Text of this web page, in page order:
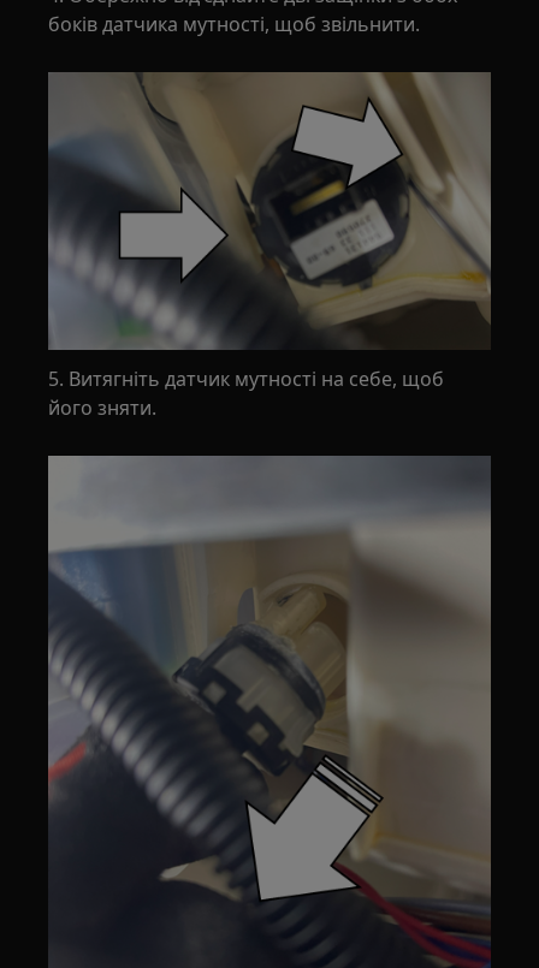
боків датчика мутності, щоб звільнити.
5. Витягніть датчик мутності на себе, щоб
його зняти.